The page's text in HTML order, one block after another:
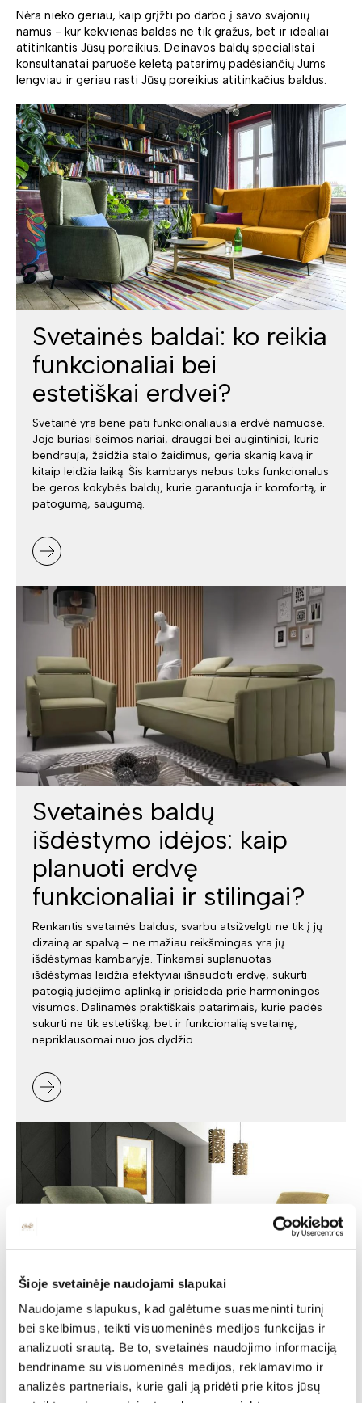
Šioje svetainėje naudojami slapukai
Naudojame slapukus, kad galėtume suasmeninti turinį
bei skelbimus, teikti visuomeninės medijos funkcijas ir
analizuoti srautą. Be to, svetainės naudojimo informaciją
bendriname su visuomeninės medijos, reklamavimo ir
analizės partneriais, kurie gali ją pridėti prie kitos jūsų
Nėra nieko geriau, kaip grįžti po darbo į savo svajonių
namus - kur kekvienas baldas ne tik gražus, bet ir idealiai
atitinkantis Jūsų poreikius. Deinavos baldų specialistai
konsultanatai paruošė keletą patarimų padėsiančių Jums
lengviau ir geriau rasti Jūsų poreikius atitinkačius baldus.
Svetainės baldai: ko reikia
funkcionaliai bei
estetiškai erdvei?
Svetainė yra bene pati funkcionaliausia erdvė namuose.
Joje buriasi šeimos nariai, draugai bei augintiniai, kurie
bendrauja, žaidžia stalo žaidimus, geria skanią kavą ir
kitaip leidžia laiką. Šis kambarys nebus toks funkcionalus
be geros kokybės baldų, kurie garantuoja ir komfortą, ir
patogumą, saugumą.
Svetainės baldų
išdėstymo idėjos: kaip
planuoti erdvę
funkcionaliai ir stilingai?
Renkantis svetainės baldus, svarbu atsižvelgti ne tik į jų
dizainą ar spalvą – ne mažiau reikšmingas yra jų
išdėstymas kambaryje. Tinkamai suplanuotas
išdėstymas leidžia efektyviai išnaudoti erdvę, sukurti
patogią judėjimo aplinką ir prisideda prie harmoningos
visumos. Dalinamės praktiškais patarimais, kurie padės
sukurti ne tik estetišką, bet ir funkcionalią svetainę,
nepriklausomai nuo jos dydžio.
Minkšti baldai -
jaukumas ir stilius jūsų
namuose